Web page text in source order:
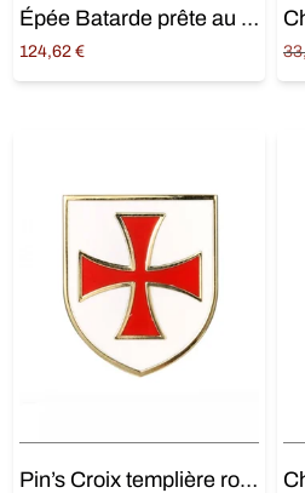
Épée Batarde prête au Combat
124,62 €
Ajouter au panier
Pin’s Croix templière rouge